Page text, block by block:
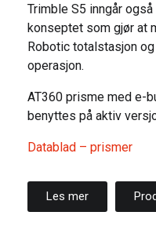
Trimble S5 inngår
konseptet som gjør at
Robotic totalstasjon
operasjon.
AT360 prisme med e-
benyttes på aktiv
Datablad – prismer
Les mer